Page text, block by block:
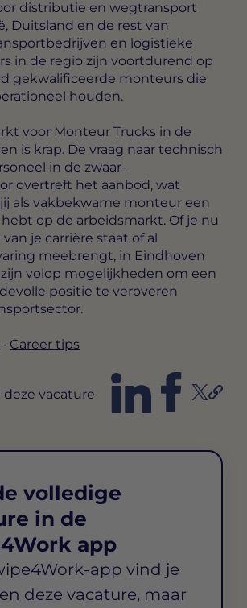
distributie en wegtransport
Duitsland en de rest van
en logistieke
in de regio zijn voortdurend op
gekwalificeerde monteurs die
houden.
voor Monteur Trucks in de
is krap. De vraag naar technisch
in de zwaar-
overtreft het aanbod, wat
als vakbekwame monteur een
op de arbeidsmarkt. Of je nu
je carrière staat of al
meebrengt, in Eindhoven
volop mogelijkheden om een
positie te veroveren
· Career tips
deze vacature
volledige
in de
app
app vind je
deze vacature, maar